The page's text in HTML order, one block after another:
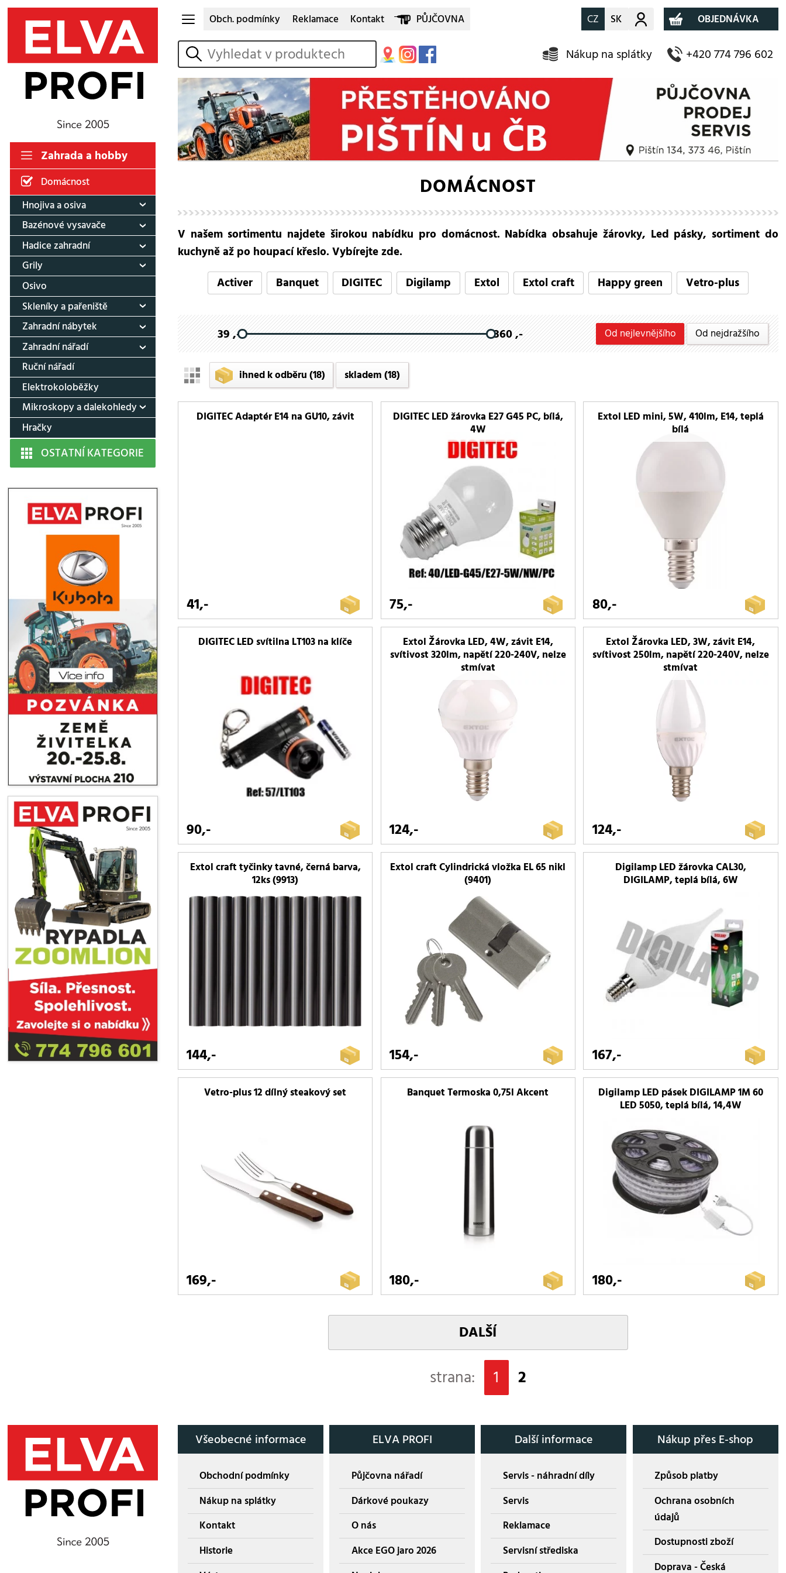
Zahrada a hobby
Domácnost
Hnojiva a osiva
Bazénové vysavače
Hadice zahradní
Grily
Osivo
Skleníky a pařeniště
Zahradní nábytek
Zahradní nářadí
Ruční nářadí
Elektrokoloběžky
Mikroskopy a dalekohledy
Hračky
OSTATNÍ KATEGORIE
Obch. podmínky Reklamace Kontakt PŮJČOVNA CZ SK Můj účet OBJEDNÁVKA
vyhledat Nákup na splátky +420 774 796 602
DOMÁCNOST
V našem sortimentu najdete širokou nabídku pro domácnost. Nabídka obsahuje žárovky, Led pásky, sortiment do
kuchyně až po houpací křeslo. Vybírejte zde.
Activer
Banquet DIGITEC Digilamp Extol Extol craft Happy green Vetro-plus
39 ,- 360 ,- Od nejlevnějšího Od nejdražšího
ihned k odběru(18) skladem(18)
DIGITEC Adaptér E14 na GU10, závit
41,-
DIGITEC LED žárovka E27 G45 PC, bílá,
4W
75,-
Extol LED mini, 5W, 410lm, E14, teplá
bílá
80,-
DIGITEC LED svítilna LT103 na klíče
90,-
Extol Žárovka LED, 4W, závit E14,
svítivost 320lm, napětí 220-240V, nelze
stmívat
124,-
Extol Žárovka LED, 3W, závit E14,
svítivost 250lm, napětí 220-240V, nelze
stmívat
124,-
Extol craft tyčinky tavné, černá barva,
12ks (9913)
144,-
Extol craft Cylindrická vložka EL 65 nikl
(9401)
154,-
Digilamp LED žárovka CAL30,
DIGILAMP, teplá bílá, 6W
167,-
Vetro-plus 12 dílný steakový set
169,-
Banquet Termoska 0,75l Akcent
180,-
Digilamp LED pásek DIGILAMP 1M 60
LED 5050, teplá bílá, 14,4W
180,-
DALŠÍ
strana: 1 2
Všeobecné informace
Obchodní podmínky
Nákup na splátky
Kontakt
Historie
ELVA PROFI
Půjčovna nářadí
Dárkové poukazy
O nás
Akce EGO jaro 2026
Další informace
Servis - náhradní díly
Servis
Reklamace
Servisní střediska
Nákup přes E-shop
Způsob platby
Ochrana osobních
údajů
Dostupnosti zboží
Doprava - Česká